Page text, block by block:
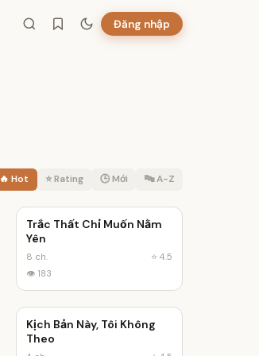
Đăng nhập
🔥 Hot ⭐ Rating 🕒 Mới 🔤 A-Z
✓ Hoàn thành
Trắc Thất Chỉ Muốn Nằm
Yên
8 ch. ⭐ 4.5
👁 183
✓ Hoàn thành
Kịch Bản Này, Tôi Không
Theo